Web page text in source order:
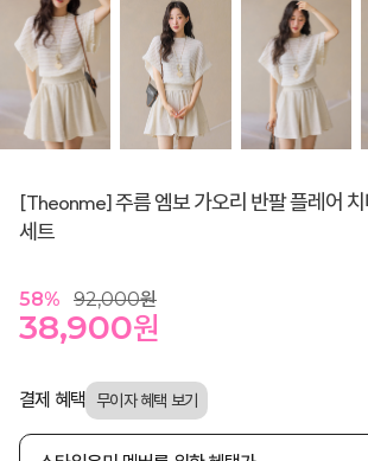
[Theonme] 주름 엠보 가오리 반팔 플레어
세트
58% 92,000원
38,900원
결제 혜택